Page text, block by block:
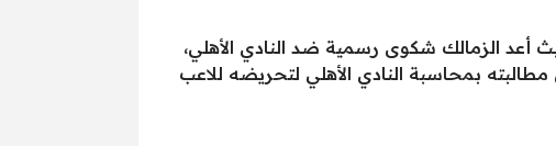
أعد الزمالك شكوى رسمية ضد النادي الأهلي،
مطالبته بمحاسبة النادي الأهلي لتحريضه للاعب